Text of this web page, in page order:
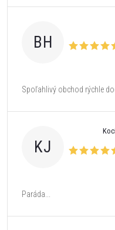
BH
Spoľahlivý obchod rýchle
KJ
Paráda...